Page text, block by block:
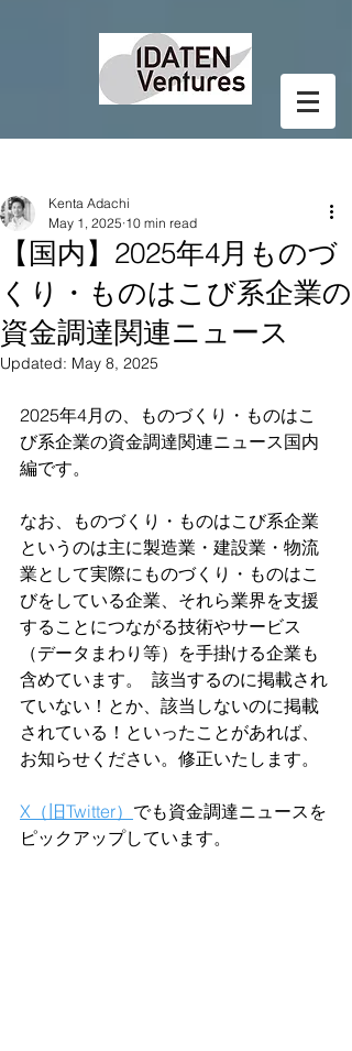
【国内】2025年4月ものづ
くり・ものはこび系企業の
資金調達関連ニュース
Kenta Adachi
May 1, 2025 10 min read
Updated: May 8, 2025
2025年4月の、ものづくり・ものはこ
び系企業の資金調達関連ニュース国内
編です。
なお、ものづくり・ものはこび系企業
というのは主に製造業・建設業・物流
業として実際にものづくり・ものはこ
びをしている企業、それら業界を支援
することにつながる技術やサービス
（データまわり等）を手掛ける企業も
含めています。  該当するのに掲載され
ていない！とか、該当しないのに掲載
されている！といったことがあれば、
お知らせください。修正いたします。
X（旧Twitter） でも資金調達ニュースを
ピックアップしています。